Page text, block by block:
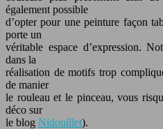
également possible
d’opter pour une peinture façon
porte un
véritable espace d’expression.
dans la
réalisation de motifs trop
de manier
le rouleau et le pinceau, vous
déco sur
le blog Nidouillet).